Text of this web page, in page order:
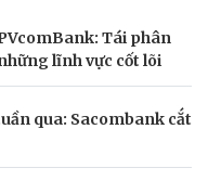
Tái phân
lĩnh vực cốt lõi
qua: Sacombank cắt